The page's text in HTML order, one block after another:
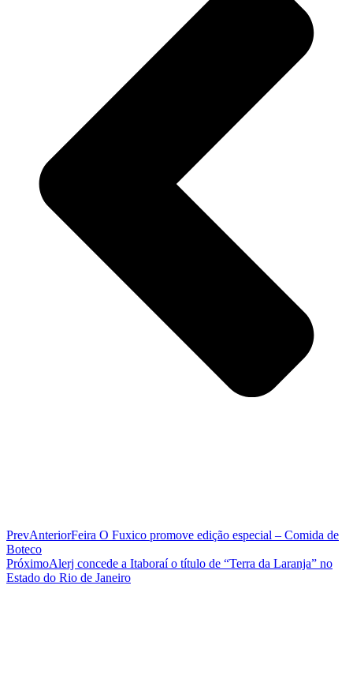
PrevAnteriorFeira O Fuxico promove edição especial – Comida de
Boteco
PróximoAlerj concede a Itaboraí o título de “Terra da Laranja” no
Estado do Rio de Janeiro